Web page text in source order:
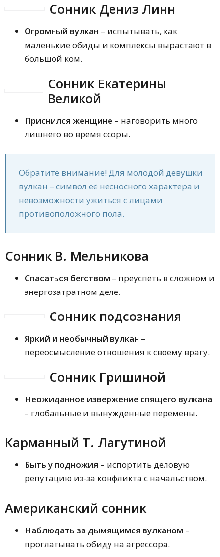
Сонник Дениз Линн
Огромный вулкан – испытывать, как
маленькие обиды и комплексы вырастают в
большой ком.
Сонник Екатерины
Великой
Приснился женщине – наговорить много
лишнего во время ссоры.
Обратите внимание! Для молодой девушки
вулкан – символ её несносного характера и
невозможности ужиться с лицами
противоположного пола.
Сонник В. Мельникова
Спасаться бегством – преуспеть в сложном и
энергозатратном деле.
Сонник подсознания
Яркий и необычный вулкан –
переосмысление отношения к своему врагу.
Сонник Гришиной
Неожиданное извержение спящего вулкана
– глобальные и вынужденные перемены.
Карманный Т. Лагутиной
Быть у подножия – испортить деловую
репутацию из-за конфликта с начальством.
Американский сонник
Наблюдать за дымящимся вулканом –
проглатывать обиду на агрессора.